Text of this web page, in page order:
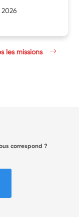
les missions
correspond ?